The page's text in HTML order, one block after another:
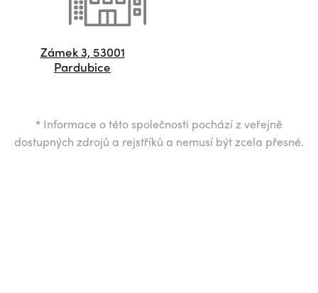
Zámek 3, 53001
Pardubice
* Informace o této společnosti pochází z veřejně
dostupných zdrojů a rejstříků a nemusí být zcela přesné.